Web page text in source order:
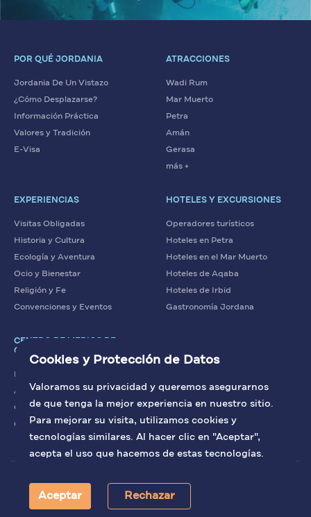
POR QUÉ JORDANIA
Jordania De Un Vistazo
¿Cómo Desplazarse?
Información Práctica
Valores y Tradición
E-Visa
ATRACCIONES
Wadi Rum
Mar Muerto
Petra
Amán
Gerasa
más +
EXPERIENCIAS
Visitas Obligadas
Historia y Cultura
Ecología y Aventura
Ocio y Bienestar
Religión y Fe
Convenciones y Eventos
HOTELES Y EXCURSIONES
Operadores turísticos
Hoteles en Petra
Hoteles en el Mar Muerto
Hoteles de Aqaba
Hoteles de Irbid
Gastronomía Jordana
CENTRO DE MEDIOS DE
COMUNICACIÓN
Artículos
Contacto con nosotros
Galería
El sitio oficial de la Oficina de Turismo de Jordania. © 2026 Todos los
derechos reservados.
Cookies y Protección de Datos
Valoramos su privacidad y queremos asegurarnos
de que tenga la mejor experiencia en nuestro sitio.
Para mejorar su visita, utilizamos cookies y
tecnologías similares. Al hacer clic en "Aceptar",
acepta el uso que hacemos de estas tecnologías.
Aceptar Rechazar